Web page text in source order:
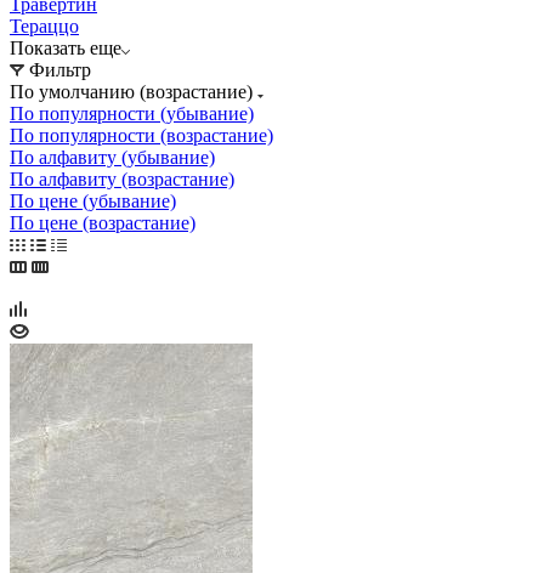
Тераццо
Показать еще
Фильтр
По умолчанию (возрастание)
По популярности (убывание)
По популярности (возрастание)
По алфавиту (убывание)
По алфавиту (возрастание)
По цене (убывание)
По цене (возрастание)